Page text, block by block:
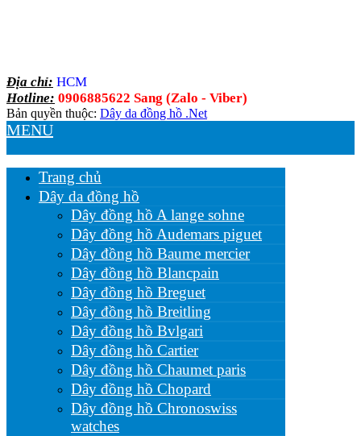
Địa chỉ: HCM
Hotline: 0906885622 Sang (Zalo - Viber)
Bản quyền thuộc: Dây da đồng hồ .Net
MENU
Trang chủ
Dây da đồng hồ
Dây đồng hồ A lange sohne
Dây đồng hồ Audemars piguet
Dây đồng hồ Baume mercier
Dây đồng hồ Blancpain
Dây đồng hồ Breguet
Dây đồng hồ Breitling
Dây đồng hồ Bvlgari
Dây đồng hồ Cartier
Dây đồng hồ Chaumet paris
Dây đồng hồ Chopard
Dây đồng hồ Chronoswiss
watches